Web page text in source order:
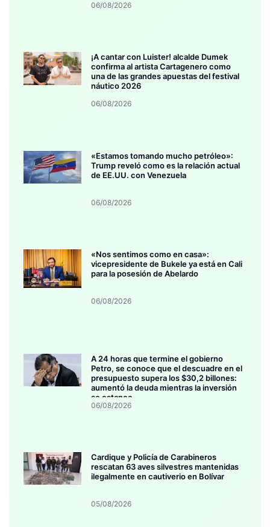
06/08/2026
¡A cantar con Luister! alcalde Dumek
confirma al artista Cartagenero como
una de las grandes apuestas del festival
náutico 2026
06/08/2026
«Estamos tomando mucho petróleo»:
Trump reveló como es la relación actual
de EE.UU. con Venezuela
06/08/2026
«Nos sentimos como en casa»:
vicepresidente de Bukele ya está en Cali
para la posesión de Abelardo
06/08/2026
A 24 horas que termine el gobierno
Petro, se conoce que el descuadre en el
presupuesto supera los $30,2 billones:
aumentó la deuda mientras la inversión
se estanca
06/08/2026
Cardique y Policía de Carabineros
rescatan 63 aves silvestres mantenidas
ilegalmente en cautiverio en Bolívar
05/08/2026